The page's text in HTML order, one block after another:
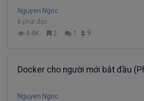
Nguyen Ngoc
6 phút đọc
4.4K 2 1 9
Docker cho người mới bắt đầu
Nguyen Ngoc